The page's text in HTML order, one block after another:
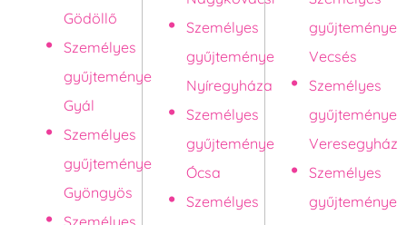
Gödöllő
Személyes
gyűjteménye
Gyál
Személyes
gyűjteménye
Gyöngyös
Személyes
Személyes
gyűjteménye
Nyíregyháza
Személyes
gyűjteménye
Ócsa
Személyes
gyűjteménye
Vecsés
Személyes
gyűjteménye
Veresegyház
Személyes
gyűjteménye